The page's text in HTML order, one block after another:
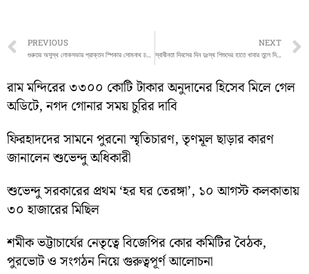
Prev
PREVIOUS
গুরুতর অসুস্থ লোকসভার প্রাক্তন স্পিকার সোমনাথ চট্টোপাধ্যায়। তাঁকে ভেন্টিলেশনে রেখেছেন চিকিত্সকরা।
NEXT
স্বাধীনতা দিবসের দিন দুঃস্থ শিশুদের হাতে খাবার তুলে দিল রবিনহুড আর্মি
রাম মন্দিরের ৩৩০০ কোটি টাকার অনুদানের হিসেব মিলে গেল
অডিটে, নগদ গোনার সময় চুরির দাবি
ফিরহাদদের সামনে পুরনো স্মৃতিচারণ, তৃণমূল ছাড়ার কারণ
জানালেন শুভেন্দু অধিকারী
শুভেন্দু সরকারের প্রথম ‘হর ঘর তেরঙ্গা’, ১০ আগস্ট কলকাতায়
৩০ হাজারের মিছিল
শমীক ভট্টাচার্যের নেতৃত্বে বিজেপির কোর কমিটির বৈঠক,
পুরভোট ও সংগঠন নিয়ে গুরুত্বপূর্ণ আলোচনা